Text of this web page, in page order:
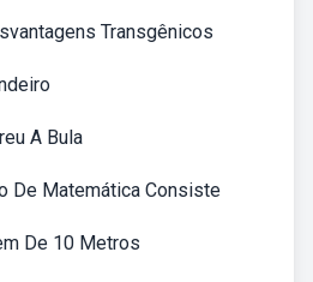
Transgênicos
A Bula
De Matemática Consiste
De 10 Metros